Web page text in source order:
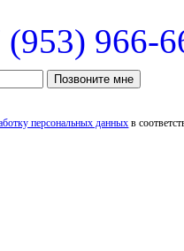
(953) 966-
Позвоните мне
персональных данных в